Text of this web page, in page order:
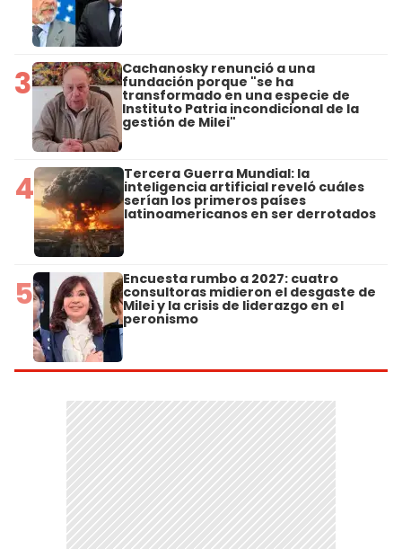
3 Cachanosky renunció a una
fundación porque "se ha
transformado en una especie de
Instituto Patria incondicional de la
gestión de Milei"
4 Tercera Guerra Mundial: la
inteligencia artificial reveló cuáles
serían los primeros países
latinoamericanos en ser derrotados
5 Encuesta rumbo a 2027: cuatro
consultoras midieron el desgaste de
Milei y la crisis de liderazgo en el
peronismo